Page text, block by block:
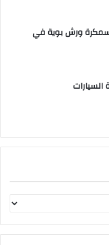
سمكرة ورش بوية في
السيارات